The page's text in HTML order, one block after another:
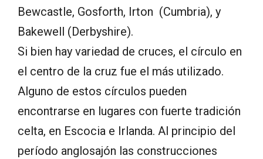
Bewcastle, Gosforth, Irton (Cumbria), y
Bakewell (Derbyshire).
Si bien hay variedad de cruces, el círculo en
el centro de la cruz fue el más utilizado.
Alguno de estos círculos pueden
encontrarse en lugares con fuerte tradición
celta, en Escocia e Irlanda. Al principio del
período anglosajón las construcciones